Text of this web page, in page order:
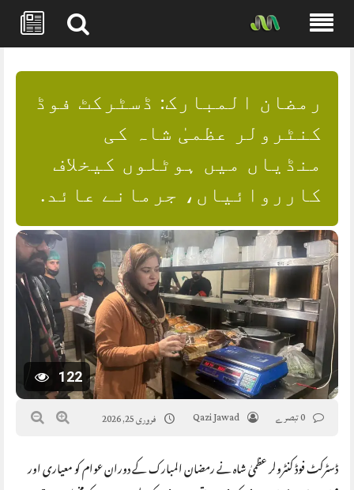
content
رمضان المبارک: ڈسٹرکٹ فوڈ
کنٹرولر عظمیٰ شاہ کی
منڈیاں میں ہوٹلوں کیخلاف
کارروائیاں، جرمانے عائد.
122
Qazi Jawad فروری 25, 2026
ڈسٹرکٹ فوڈ کنٹرولر عظمیٰ شاہ نے رمضان المبارک کے دوران عوام کو معیاری اور